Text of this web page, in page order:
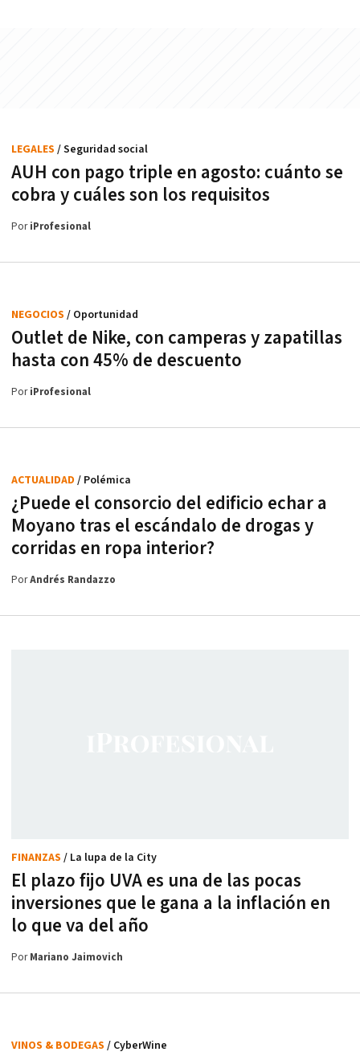
AUH con pago triple en agosto: cuánto se
cobra y cuáles son los requisitos
LEGALES / Seguridad social
PoriProfesional
Outlet de Nike, con camperas y zapatillas
hasta con 45% de descuento
NEGOCIOS / Oportunidad
PoriProfesional
¿Puede el consorcio del edificio echar a
Moyano tras el escándalo de drogas y
corridas en ropa interior?
ACTUALIDAD / Polémica
PorAndrés Randazzo
El plazo fijo UVA es una de las pocas
inversiones que le gana a la inflación en
lo que va del año
FINANZAS / La lupa de la City
PorMariano Jaimovich
VINOS & BODEGAS / CyberWine